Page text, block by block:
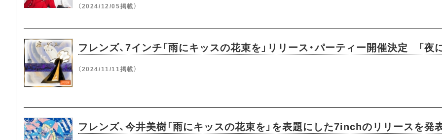
（2024/12/05掲載）
フレンズ、7インチ「雨にキッスの花束を」リリース・パーティー開催決定 「
（2024/11/11掲載）
フレンズ、今井美樹「雨にキッスの花束を」を表題にした7inchのリリースを発